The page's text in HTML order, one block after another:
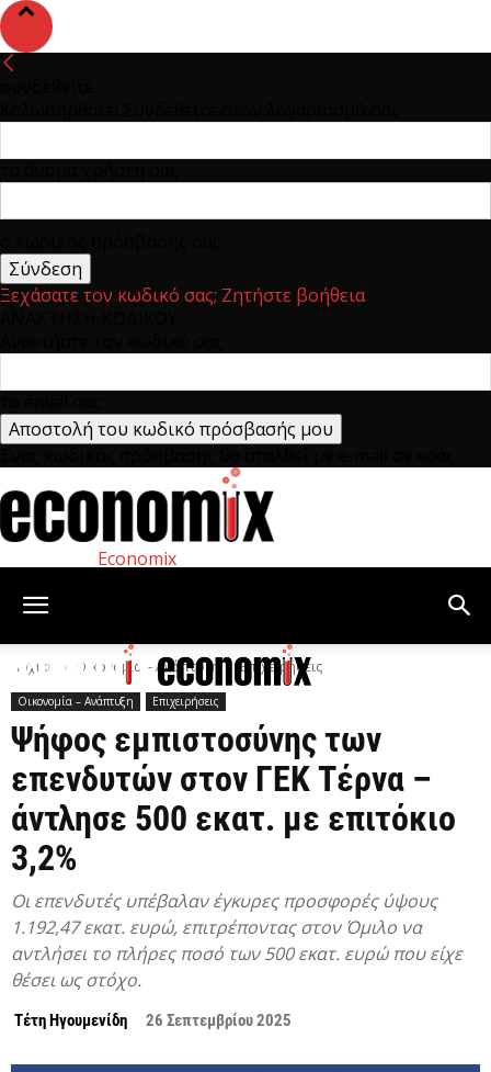
Ξεχάσατε τον κωδικό σας; Ζητήστε βοήθεια
Economix
Αρχική Οικονομία – Ανάπτυξη Επιχειρήσεις
Οικονομία – Ανάπτυξη Επιχειρήσεις
Ψήφος εμπιστοσύνης των
επενδυτών στον ΓΕΚ Τέρνα –
άντλησε 500 εκατ. με επιτόκιο
3,2%
Οι επενδυτές υπέβαλαν έγκυρες προσφορές ύψους
1.192,47 εκατ. ευρώ, επιτρέποντας στον Όμιλο να
αντλήσει το πλήρες ποσό των 500 εκατ. ευρώ που είχε
θέσει ως στόχο.
Τέτη Ηγουμενίδη 26 Σεπτεμβρίου 2025